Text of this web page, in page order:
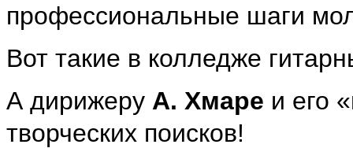
профессиональные шаги
Вот такие в колледже
А дирижеру А. Хмаре и его
творческих поисков!